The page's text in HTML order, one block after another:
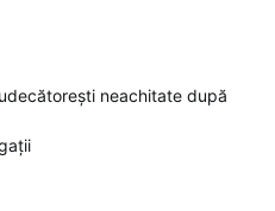
neachitate după